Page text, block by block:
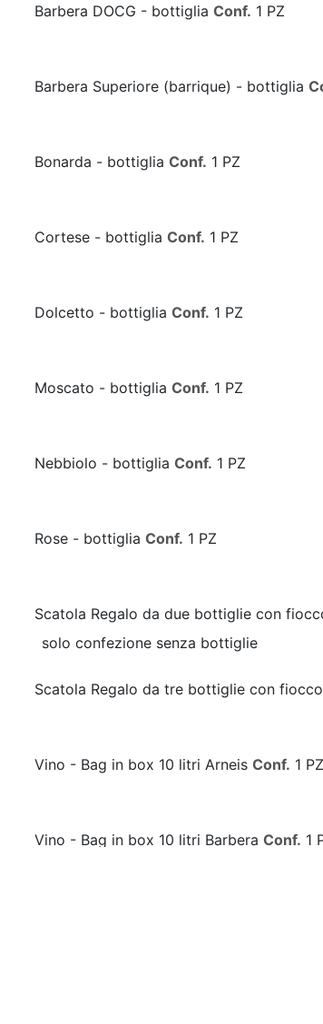
Barbera DOCG - bottiglia Conf. 1 PZ
Barbera Superiore (barrique) - bottiglia
Bonarda - bottiglia Conf. 1 PZ
Cortese - bottiglia Conf. 1 PZ
Dolcetto - bottiglia Conf. 1 PZ
Moscato - bottiglia Conf. 1 PZ
Nebbiolo - bottiglia Conf. 1 PZ
Rose - bottiglia Conf. 1 PZ
Scatola Regalo da due bottiglie con
solo confezione senza bottiglie
Scatola Regalo da tre bottiglie con fiocco
Vino - Bag in box 10 litri Arneis Conf. 1 PZ
Vino - Bag in box 10 litri Barbera Conf. 1